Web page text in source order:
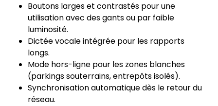
Boutons larges et contrastés pour une
utilisation avec des gants ou par faible
luminosité.
Dictée vocale intégrée pour les rapports
longs.
Mode hors-ligne pour les zones blanches
(parkings souterrains, entrepôts isolés).
Synchronisation automatique dès le retour du
réseau.